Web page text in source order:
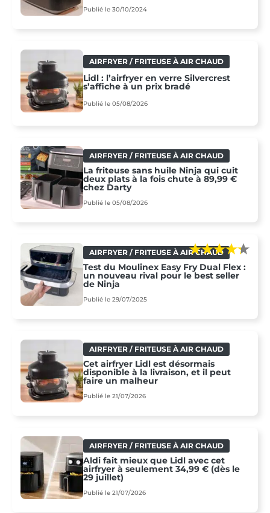
Publié le 30/10/2024
AIRFRYER / FRITEUSE À AIR CHAUD
Lidl : l’airfryer en verre Silvercrest
s’affiche à un prix bradé
Publié le 05/08/2026
AIRFRYER / FRITEUSE À AIR CHAUD
La friteuse sans huile Ninja qui cuit
deux plats à la fois chute à 89,99 €
chez Darty
Publié le 05/08/2026
AIRFRYER / FRITEUSE À AIR CHAUD
Test du Moulinex Easy Fry Dual Flex :
un nouveau rival pour le best seller
de Ninja
Publié le 29/07/2025
AIRFRYER / FRITEUSE À AIR CHAUD
Cet airfryer Lidl est désormais
disponible à la livraison, et il peut
faire un malheur
Publié le 21/07/2026
AIRFRYER / FRITEUSE À AIR CHAUD
Aldi fait mieux que Lidl avec cet
airfryer à seulement 34,99 € (dès le
29 juillet)
Publié le 21/07/2026